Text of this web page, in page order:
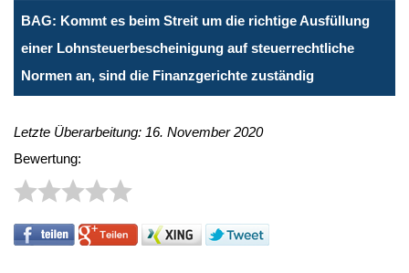
BAG: Kommt es beim Streit um die richtige Ausfüllung
einer Lohnsteuerbescheinigung auf steuerrechtliche
Normen an, sind die Finanzgerichte zuständig
Letzte Überarbeitung: 16. November 2020
Bewertung: